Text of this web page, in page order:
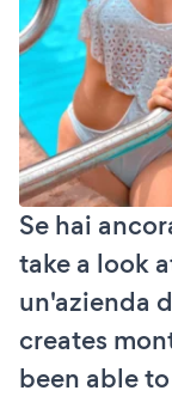
Se hai
take a look
un'azienda
creates
been able